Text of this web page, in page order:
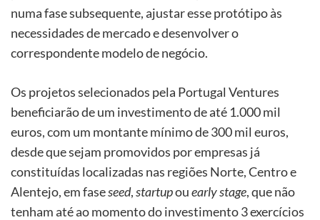
numa fase subsequente, ajustar esse protótipo às
necessidades de mercado e desenvolver o
correspondente modelo de negócio.
Os projetos selecionados pela Portugal Ventures
beneficiarão de um investimento de até 1.000 mil
euros, com um montante mínimo de 300 mil euros,
desde que sejam promovidos por empresas já
constituídas localizadas nas regiões Norte, Centro e
Alentejo, em faseseed,startupouearly stage, que não
tenham até ao momento do investimento 3 exercícios